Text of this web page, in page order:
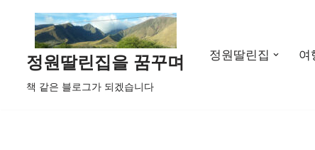
정원딸린집을 꿈꾸며
책 같은 블로그가 되겠습니다
정원딸린집 여